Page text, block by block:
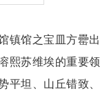
镇馆之宝皿方罍出
熙苏维埃的重要领
平坦、山丘错致、